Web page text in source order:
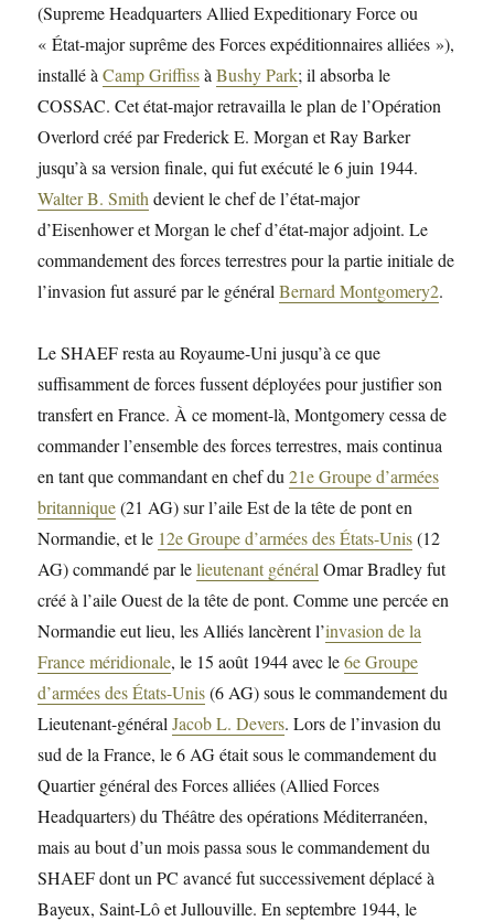
(Supreme Headquarters Allied Expeditionary Forceou
« État-major suprême des Forces expéditionnaires alliées »),
installé àCamp GriffissàBushy Park; il absorba le
COSSAC. Cet état-major retravailla le plan de l’Opération
Overlord créé par Frederick E. Morgan et Ray Barker
jusqu’à sa version finale, qui fut exécuté le 6 juin 1944.
Walter B. Smith devient le chef de l’état-major
d’Eisenhower et Morgan le chef d’état-major adjoint. Le
commandement des forces terrestres pour la partie initiale de
l’invasion fut assuré par le généralBernard Montgomery2.
Le SHAEF resta au Royaume-Uni jusqu’à ce que
suffisamment de forces fussent déployées pour justifier son
transfert en France. À ce moment-là, Montgomery cessa de
commander l’ensemble des forces terrestres, mais continua
en tant que commandant en chef du21e Groupe d’armées
britannique(21 AG) sur l’aile Est de la tête de pont en
Normandie, et le 12e Groupe d’armées des États-Unis(12
AG) commandé par lelieutenant général Omar Bradley fut
créé à l’aile Ouest de la tête de pont. Comme une percée en
Normandie eut lieu, les Alliés lancèrent l’invasion de la
France méridionale, le 15 août 1944 avec le6e Groupe
d’armées des États-Unis(6 AG) sous le commandement du
Lieutenant-généralJacob L. Devers. Lors de l’invasion du
sud de la France, le 6 AG était sous le commandement du
Quartier général des Forces alliées (Allied Forces
Headquarters) du Théâtre des opérations Méditerranéen,
mais au bout d’un mois passa sous le commandement du
SHAEF dont un PC avancé fut successivement déplacé à
Bayeux, Saint-Lô et Jullouville. En septembre 1944, le